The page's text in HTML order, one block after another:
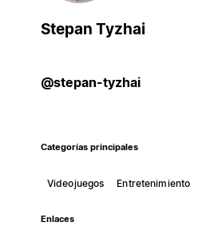
Stepan Tyzhai
@stepan-tyzhai
Categorías principales
Videojuegos Entretenimiento
Enlaces